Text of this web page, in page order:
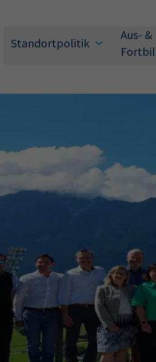
Standortpolitik
Aus- &
Wonach suchen
Hier können Sie auch
34a 34c
Wirtschaftsfachwirt
34f
AEVO
34i Betriebswirt